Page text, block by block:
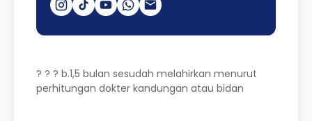
? ? ? b.1,5 bulan sesudah melahirkan menurut
perhitungan dokter kandungan atau bidan